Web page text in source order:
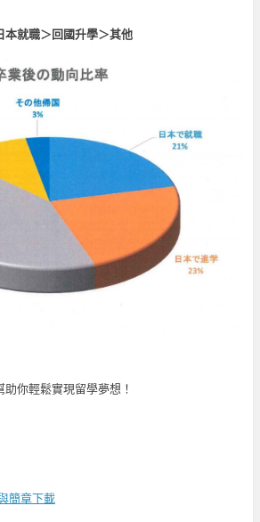
本就職＞回國升學＞其他
你輕鬆實現留學夢想！
簡章下載